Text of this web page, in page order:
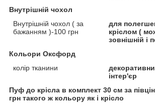
Внутрішній чохол
Внутрішній чохол ( за
бажанням )-100 грн
для
кріслом (
зовнішній і
Кольори Оксфорд
колір тканини
інтер'єр
Пуф до крісла в комплект 30 см за
грн такого ж кольору як і крісло